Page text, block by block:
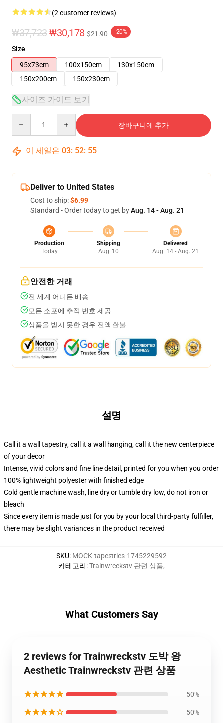
(2 customer reviews)
₩37,723 ₩30,178 $21.90 -20%
Size
95x73cm
100x150cm
130x150cm
150x200cm
150x230cm
사이즈 가이드 보기
장바구니에 추가
이 세일은 03: 52: 54
Deliver to United States
Cost to ship:$6.99
Standard - Order today to get byAug. 14 - Aug. 21
Production
Today
Shipping
Aug. 10
Delivered
Aug. 14 - Aug. 21
안전한 거래
전 세계 어디든 배송
모든 소포에 추적 번호 제공
상품을 받지 못한 경우 전액 환불
설명
Call it a wall tapestry, call it a wall hanging, call it the new centerpiece
of your decor
Intense, vivid colors and fine line detail, printed for you when you order
100% lightweight polyester with finished edge
Cold gentle machine wash, line dry or tumble dry low, do not iron or
bleach
Since every item is made just for you by your local third-party fulfiller,
there may be slight variances in the product received
SKU: MOCK-tapestries-1745229592
카테고리:Trainwreckstv 관련 상품,
What Customers Say
2 reviews for Trainwreckstv 도박 왕
Aesthetic Trainwreckstv 관련 상품
★★★★★ 50%
★★★★☆ 50%